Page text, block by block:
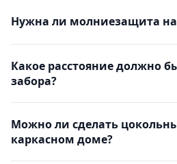
Нужна ли молниезащита
Какое расстояние должно
забора?
Можно ли сделать
каркасном доме?